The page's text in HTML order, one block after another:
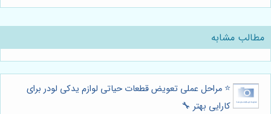
مطالب مشابه
⭐️ مراحل عملی تعویض قطعات حیاتی لوازم یدکی لودر برای
کارایی بهتر 🔧